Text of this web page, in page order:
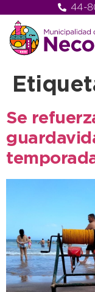
44-
Se